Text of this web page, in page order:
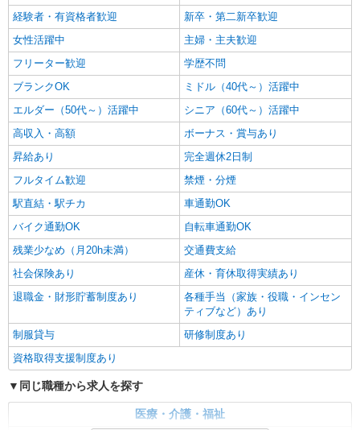
経験者・有資格者歓迎
新卒・第二新卒歓迎
女性活躍中
主婦・主夫歓迎
フリーター歓迎
学歴不問
ブランクOK
ミドル（40代～）活躍中
エルダー（50代～）活躍中
シニア（60代～）活躍中
高収入・高額
ボーナス・賞与あり
昇給あり
完全週休2日制
フルタイム歓迎
禁煙・分煙
駅直結・駅チカ
車通勤OK
バイク通勤OK
自転車通勤OK
残業少なめ（月20h未満）
交通費支給
社会保険あり
産休・育休取得実績あり
退職金・財形貯蓄制度あり
各種手当（家族・役職・インセン
ティブなど）あり
制服貸与
研修制度あり
資格取得支援制度あり
同じ職種から求人を探す
医療・介護・福祉